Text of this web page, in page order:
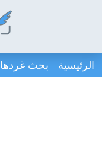
الرئيسية بحث غردها